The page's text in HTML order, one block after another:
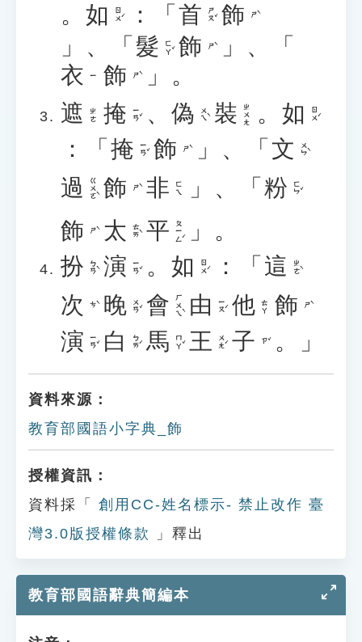
。 如 ㄖㄨˊ ：「 首 ㄕㄡˇ 飾 ㄕˋ
」、「 髮 ㄈㄚˇ 飾 ㄕˋ
」、「
衣
ㄧ 飾 ㄕˋ
」。
遮 ㄓㄜ 掩 ㄧㄢˇ 、 偽 ㄨㄟˋ 裝 ㄓㄨㄤ 。 如 ㄖㄨˊ
：「 掩 ㄧㄢˇ 飾 ㄕˋ 」、「 文 ㄨㄣˋ
過 ㄍㄨㄛˋ 飾 ㄕˋ 非 ㄈㄟ 」、「 粉 ㄈㄣˇ
飾 ㄕˋ 太 ㄊㄞˋ 平 ㄆㄧㄥˊ
」。
扮 ㄅㄢˋ 演 ㄧㄢˇ 。 如 ㄖㄨˊ ：「 這 ㄓㄜˋ
次 ㄘˋ 晚 ㄨㄢˇ 會 ㄏㄨㄟˋ 由 ㄧㄡˊ 他 ㄊㄚ 飾 ㄕˋ
演 ㄧㄢˇ 白 ㄅㄞˊ 馬 ㄇㄚˇ 王 ㄨㄤˊ 子 ㄗˇ 。」
資料來源：
教育部國語小字典_飾
授權資訊：
資料採「
創用CC-姓名標示- 禁止改作 臺
灣3.0版授權條款
」釋出
教育部國語辭典簡編本